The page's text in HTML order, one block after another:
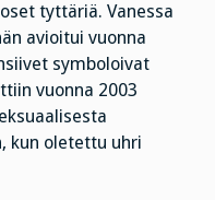
tyttäriä. Vanessa
avioitui vuonna
symboloivat
vuonna 2003
kun oletettu uhri